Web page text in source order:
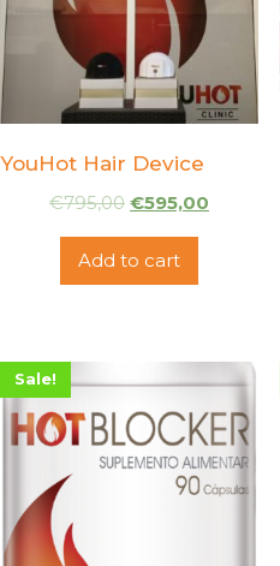
YouHot Hair Device
€795,00 €595,00
Add to cart
Sale!